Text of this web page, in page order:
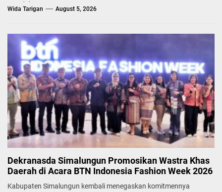
mendukung...
Wida Tarigan August 5, 2026
Dekranasda Simalungun Promosikan Wastra Khas
Daerah di Acara BTN Indonesia Fashion Week 2026
Kabupaten Simalungun kembali menegaskan komitmennya